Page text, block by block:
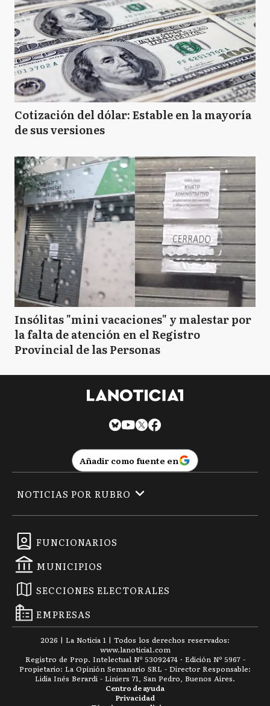
Cotización del dólar: Estable en la mayoría
de sus versiones
Insólitas "mini vacaciones" y malestar por
la falta de atención en el Registro
Provincial de las Personas
Añadir como fuente en
FUNCIONARIOS
MUNICIPIOS
SECCIONES ELECTORALES
EMPRESAS
NOTICIAS POR RUBRO
2026 | La Noticia 1 | Todos los derechos reservados:
www.lanoticia1.com
Registro de Prop. Intelectual Nº 53092474 · Edición Nº 5967 -
Propietario: La Opinión Semanario SRL - Director Responsable:
Lidia Inés Berardi - Liniers 71, San Pedro, Buenos Aires.
Privacidad
Centro de ayuda